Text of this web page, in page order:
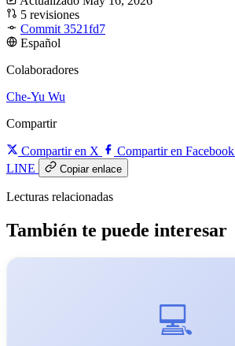
5 revisiones
Commit 3521fd7
Español
Colaboradores
Che-Yu Wu
Compartir
Compartir en X Compartir en Facebook
LINE
Copiar enlace
Lecturas relacionadas
También te puede interesar
💻